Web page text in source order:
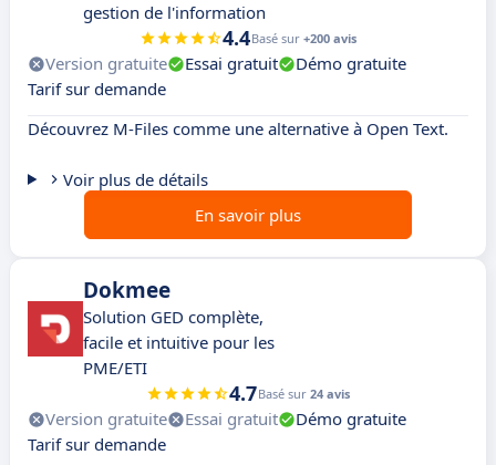
gestion de l'information
4.4Basé sur +200 avis
Version gratuite Essai gratuit
Démo gratuite
Tarif sur demande
Découvrez M-Files comme une alternative à Open Text.
Voir plus de détails
En savoir plus
Dokmee
Solution GED complète,
facile et intuitive pour les
PME/ETI
4.7Basé sur 24 avis
Version gratuite Essai gratuit
Démo gratuite
Tarif sur demande